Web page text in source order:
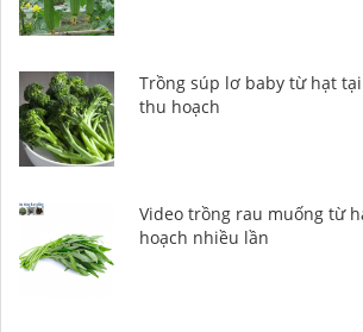
Trồng súp lơ baby từ hạt
thu hoạch
Video trồng rau muống từ
hoạch nhiều lần